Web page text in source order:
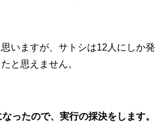
思いますが、サトシは12人にしか発
と思えません。
ったので、実行の採決をします。